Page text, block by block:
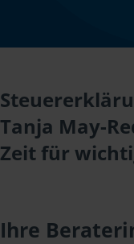
Tanja May-
Zeit für
Ihre